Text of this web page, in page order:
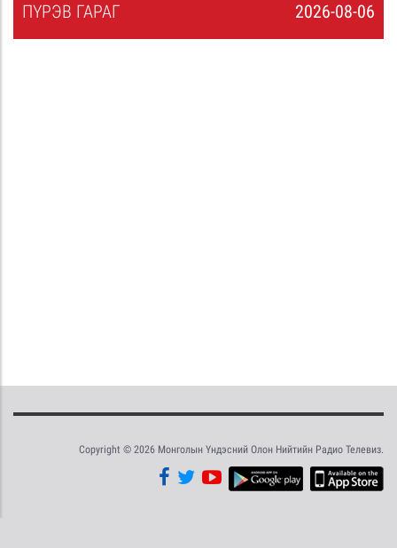
2026-08-06
ПҮРЭВ ГАРАГ
Copyright © 2026 Монголын Үндэсний Олон Нийтийн Радио Телевиз.